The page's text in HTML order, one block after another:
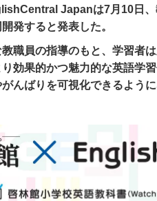
Japanは7月10日
発すると発表した。
職員の指導のもと、学習者
効果的かつ魅力的な英語学
んばりを可視化できるように